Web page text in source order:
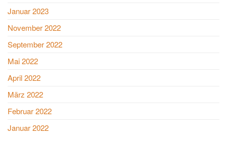
Januar 2023
November 2022
September 2022
Mai 2022
April 2022
März 2022
Februar 2022
Januar 2022